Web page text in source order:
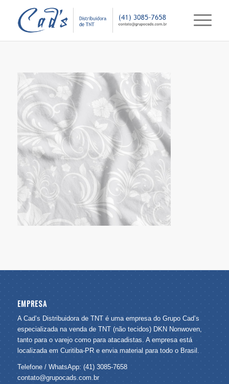
EMPRESA
A Cad’s Distribuidora de TNT é uma empresa do Grupo Cad’s
especializada na venda de TNT (não tecidos) DKN Nonwoven,
tanto para o varejo como para atacadistas. A empresa está
localizada em Curitiba-PR e envia material para todo o Brasil.
Telefone / WhatsApp: (41) 3085-7658
contato@grupocads.com.br